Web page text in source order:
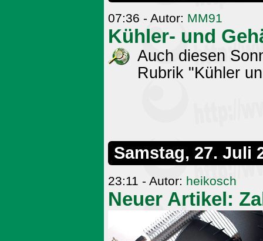
07:36 - Autor: MM91
Kühler- und
Auch diesen
Rubrik "Kühler
Samstag, 27. Juli
23:11 - Autor: heikosch
Neuer Artikel: